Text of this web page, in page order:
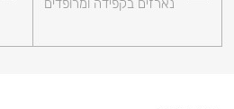
נארזים בקפידה ומרופדים